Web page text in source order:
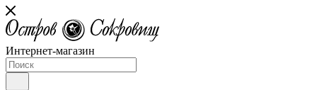
Интернет-магазин